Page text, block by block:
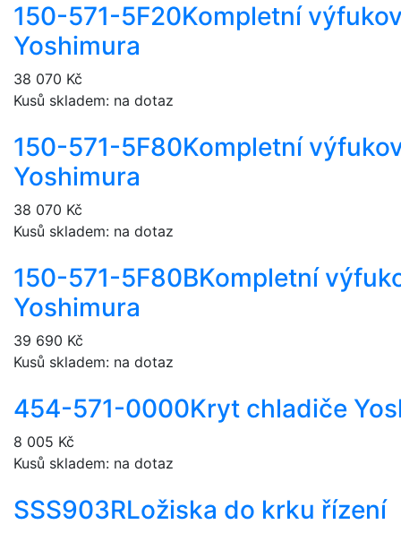
150-571-5F20Kompletní
Yoshimura
38 070 Kč
Kusů skladem: na dotaz
150-571-5F80Kompletní
Yoshimura
38 070 Kč
Kusů skladem: na dotaz
150-571-5F80BKompletní
Yoshimura
39 690 Kč
Kusů skladem: na dotaz
454-571-0000Kryt chladiče
8 005 Kč
Kusů skladem: na dotaz
SSS903RLožiska do krku řízení